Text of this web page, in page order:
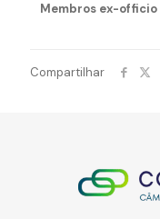
Membros ex-officio
Compartilhar